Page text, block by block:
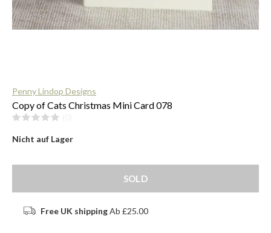
Penny Lindop Designs
Copy of Cats Christmas Mini Card 078
Nicht auf Lager
SOLD
Free UK shippingAb £25.00